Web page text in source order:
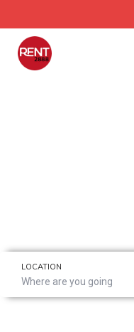
LOCATION